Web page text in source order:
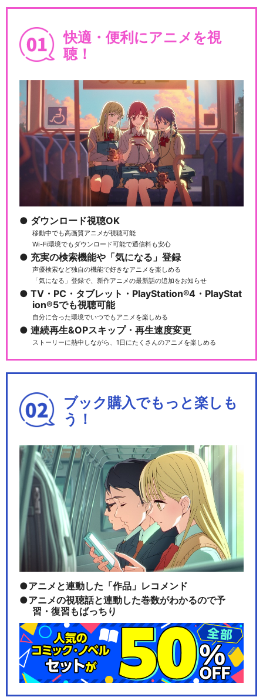
快適・便利にアニメを視
聴！
ダウンロード視聴OK
移動中でも高画質アニメが視聴可能
Wi-Fi環境でもダウンロード可能で通信料も安心
充実の検索機能や「気になる」登録
声優検索など独自の機能で好きなアニメを楽しめる
「気になる」登録で、新作アニメの最新話の追加をお知らせ
TV・PC・タブレット・PlayStation®4・PlayStat
ion®5でも視聴可能
自分に合った環境でいつでもアニメを楽しめる
連続再生&OPスキップ・再生速度変更
ストーリーに熱中しながら、1日にたくさんのアニメを楽しめる
ブック購入でもっと楽しも
う！
アニメと連動した「作品」レコメンド
アニメの視聴話と連動した巻数がわかるので予
習・復習もばっちり